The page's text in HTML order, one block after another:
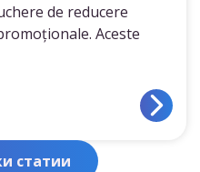
de reducere
Aceste
статии